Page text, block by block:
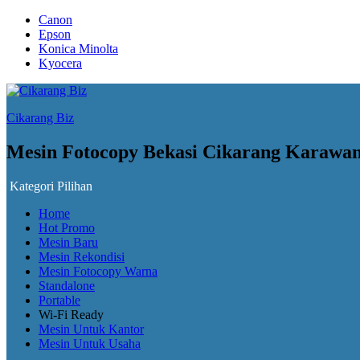
Canon
Epson
Konica Minolta
Kyocera
Cikarang Biz
Mesin Fotocopy Bekasi Cikarang
Kategori Pilihan
Home
Hot Promo
Mesin Baru
Mesin Rekondisi
Mesin Fotocopy Warna
Standalone
Portable
Wi-Fi Ready
Mesin Untuk Kantor
Mesin Untuk Usaha